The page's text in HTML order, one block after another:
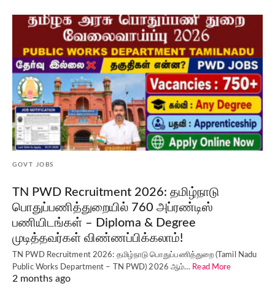
GOVT JOBS
TN PWD Recruitment 2026: தமிழ்நாடு
பொதுப்பணித்துறையில் 760 அப்ரண்டிஸ்
பணியிடங்கள் – Diploma & Degree
முடித்தவர்கள் விண்ணப்பிக்கலாம்!
TN PWD Recruitment 2026: தமிழ்நாடு பொதுப்பணித்துறை (Tamil Nadu
Public Works Department – TN PWD) 2026 ஆம்… Read More
2 months ago